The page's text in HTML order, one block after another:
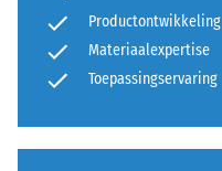
Productontwikkeling
Materiaalexpertise
Toepassingservaring